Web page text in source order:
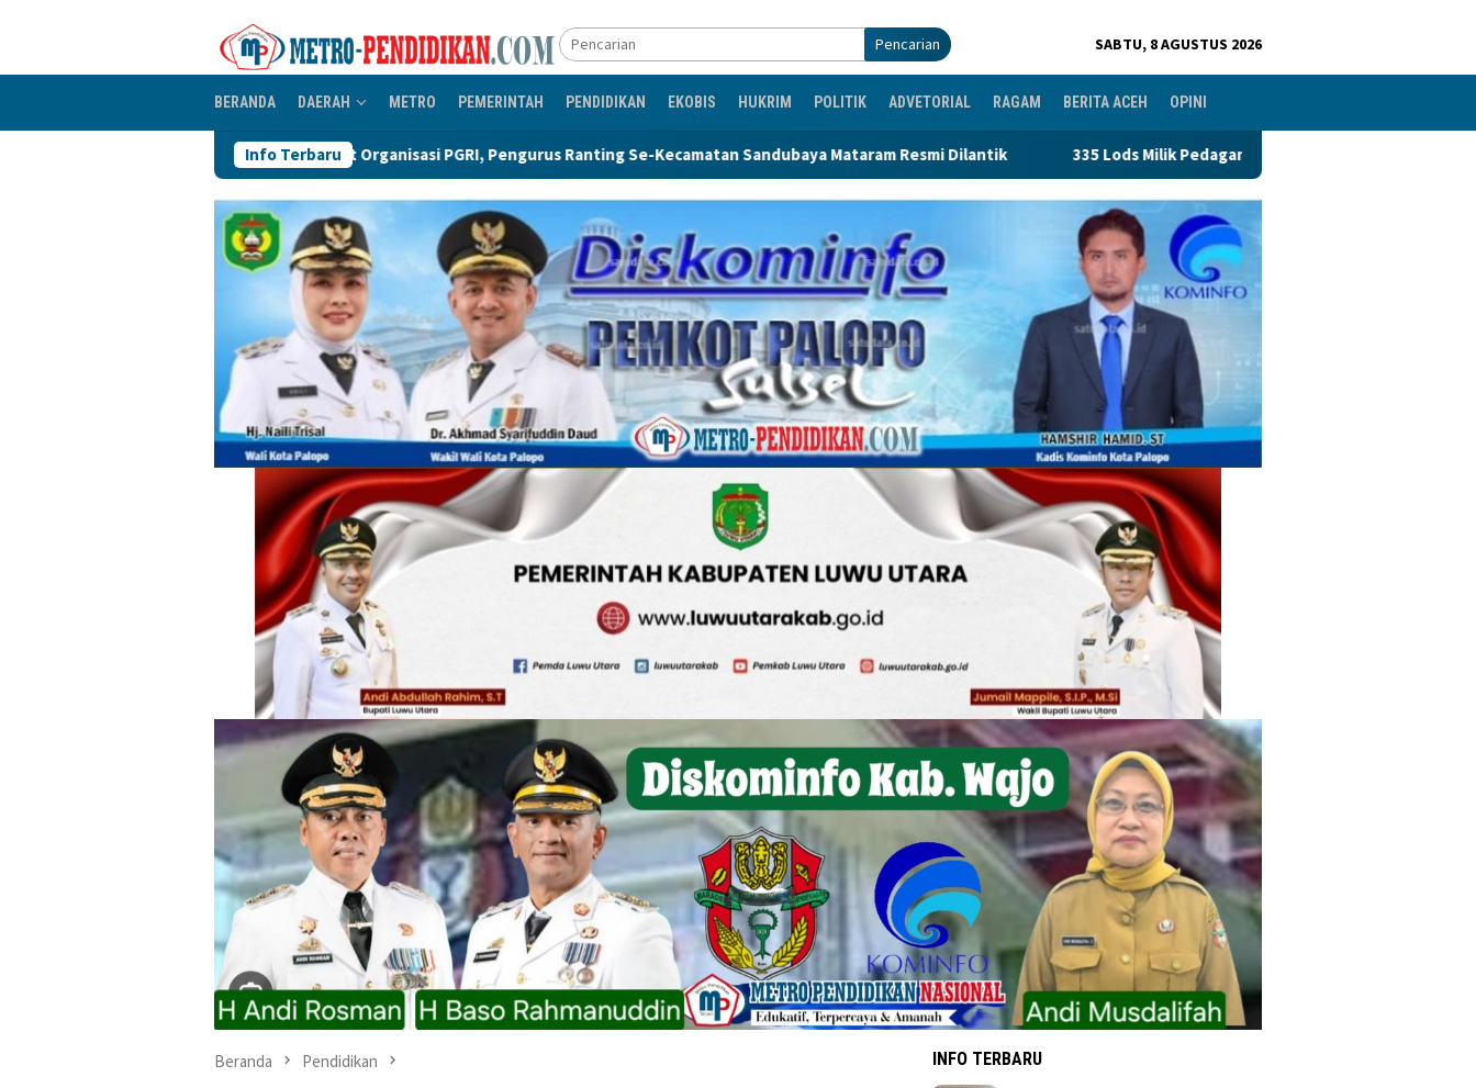
Pencarian SABTU, 8 AGUSTUS 2026
BERANDA DAERAH METRO PEMERINTAH PENDIDIKAN EKOBIS HUKRIM POLITIK ADVETORIAL RAGAM BERITA ACEH OPINI
Info Terbaru
Perkuat Organisasi PGRI, Pengurus Ranting Se-Kecamatan Sandubaya Mataram Resmi Dilantik 335 Lods Milik Pedagang Pasar PND Terancam Disegel, Perumda Pasar Makassar
Beranda Pendidikan INFO TERBARU